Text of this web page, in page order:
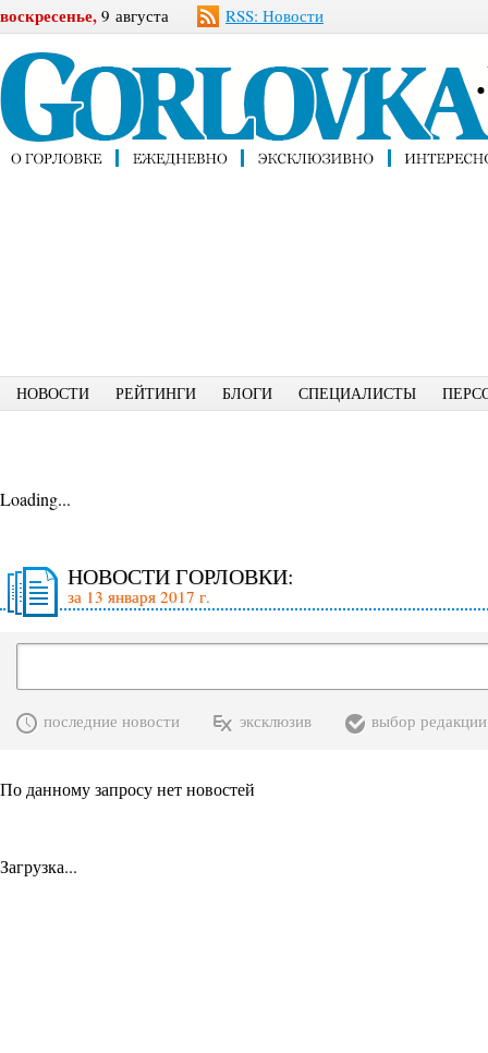
воскресенье, 9 августа RSS: Новости
НОВОСТИ РЕЙТИНГИ БЛОГИ СПЕЦИАЛИСТЫ
Loading...
НОВОСТИ ГОРЛОВКИ:
за 13 января 2017 г.
последние новости эксклюзив выбор редакции
По данному запросу нет новостей
Загрузка...